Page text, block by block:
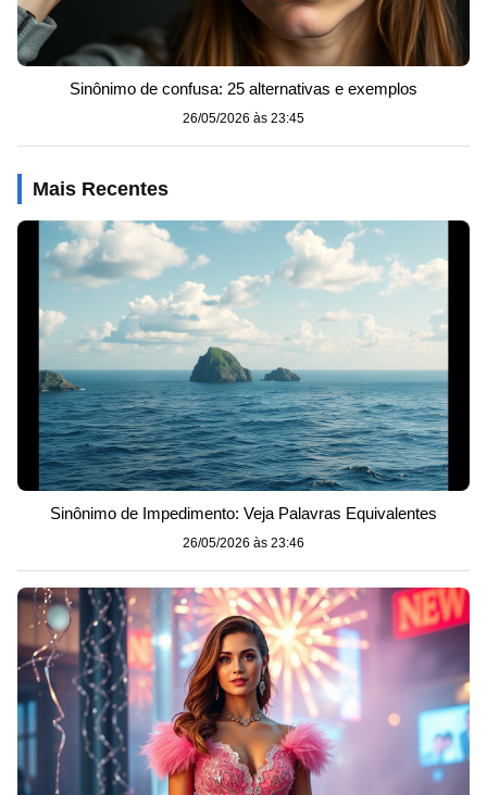
Sinônimo de confusa: 25 alternativas e exemplos
26/05/2026 às 23:45
Mais Recentes
Sinônimo de Impedimento: Veja Palavras Equivalentes
26/05/2026 às 23:46